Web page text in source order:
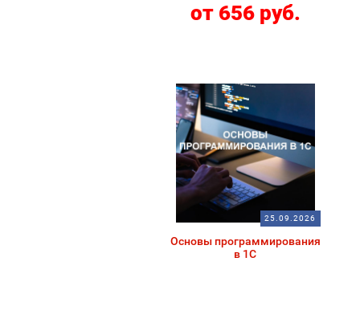
от 656 руб.
25.09.2026
Основы программирования
в 1С